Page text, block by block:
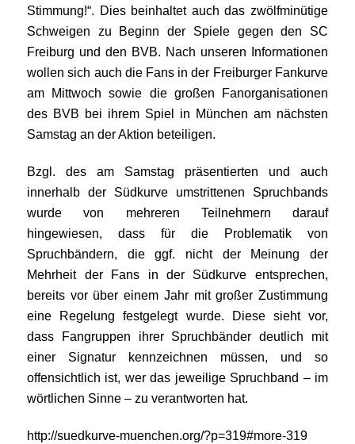
Stimmung!“. Dies beinhaltet auch das zwölfminütige
Schweigen zu Beginn der Spiele gegen den SC
Freiburg und den BVB. Nach unseren Informationen
wollen sich auch die Fans in der Freiburger Fankurve
am Mittwoch sowie die großen Fanorganisationen
des BVB bei ihrem Spiel in München am nächsten
Samstag an der Aktion beteiligen.
Bzgl. des am Samstag präsentierten und auch
innerhalb der Südkurve umstrittenen Spruchbands
wurde von mehreren Teilnehmern darauf
hingewiesen, dass für die Problematik von
Spruchbändern, die ggf. nicht der Meinung der
Mehrheit der Fans in der Südkurve entsprechen,
bereits vor über einem Jahr mit großer Zustimmung
eine Regelung festgelegt wurde. Diese sieht vor,
dass Fangruppen ihrer Spruchbänder deutlich mit
einer Signatur kennzeichnen müssen, und so
offensichtlich ist, wer das jeweilige Spruchband – im
wörtlichen Sinne – zu verantworten hat.
http://suedkurve-muenchen.org/?p=319#more-319